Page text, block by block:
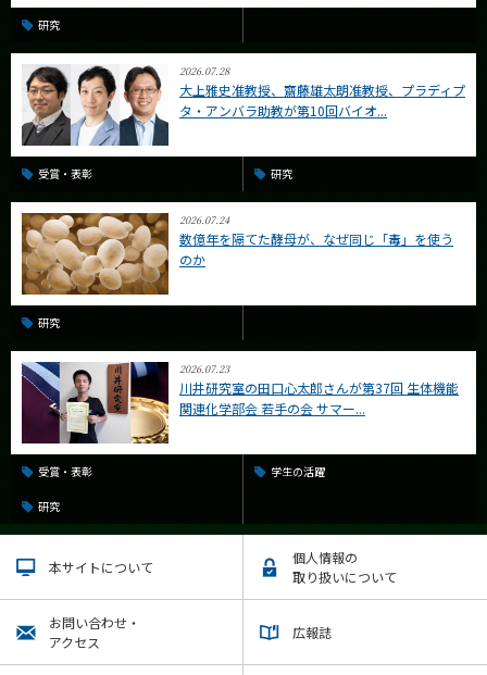
研究
2026.07.28
大上雅史准教授、齋藤雄太朗准教授、プラディプ
タ・アンバラ助教が第10回バイオ...
受賞・表彰 研究
2026.07.24
数億年を隔てた酵母が、なぜ同じ「毒」を使う
のか
研究
2026.07.23
川井研究室の田口心太郎さんが第37回 生体機能
関連化学部会 若手の会 サマー...
受賞・表彰 学生の活躍
研究
本サイトについて
個人情報の
取り扱いについて
お問い合わせ・
アクセス
広報誌